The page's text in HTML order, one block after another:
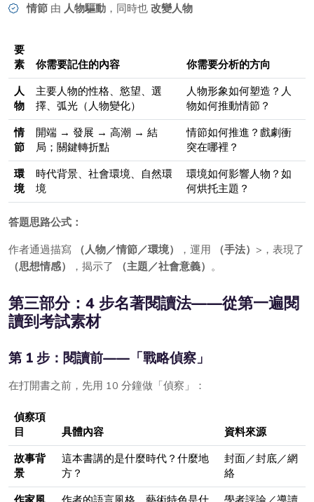
情節 由 人物驅動 ，同時也 改變人物
要
素
你需要記住的內容
你需要分析的方向
人
物
主要人物的性格、慾望、選
擇、弧光（人物變化）
人物形象如何塑造？人
物如何推動情節？
情
節
開端 → 發展 → 高潮 → 結
局；關鍵轉折點
情節如何推進？戲劇衝
突在哪裡？
環
境
時代背景、社會環境、自然環
境
環境如何影響人物？如
何烘托主題？
答題思路公式：
作者通過描寫
（人物／情節／環境） ，運用 （手法） >，表現了
（思想情感）
，揭示了 （主題／社會意義） 。
第三部分：4 步名著閱讀法——從第一遍閱
讀到考試素材
第 1 步：閱讀前——「戰略偵察」
在打開書之前，先用 10 分鐘做「偵察」：
偵察項
目
具體內容
資料來源
故事背
景
這本書講的是什麼時代？什麼地
方？
封面／封底／網
絡